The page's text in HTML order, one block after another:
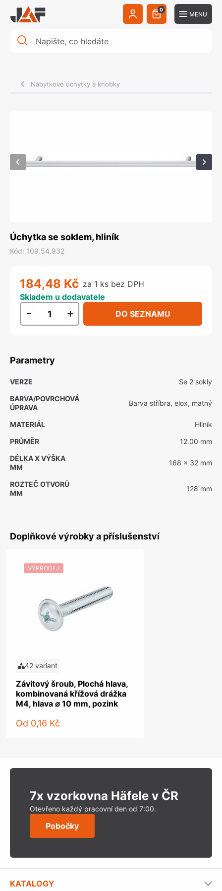
0
MENU
Nábytkové úchytky a knobky
Úchytka se soklem, hliník
Kód: 109.54.932
184,48 Kč za 1 ks bez DPH
Skladem u dodavatele
- + DO SEZNAMU
Parametry
VERZE
Se 2 sokly
BARVA/POVRCHOVÁ
ÚPRAVA
Barva stříbra, elox, matný
MATERIÁL
Hliník
PRŮMĚR
12.00 mm
DÉLKA X VÝŠKA
MM
168 x 32 mm
ROZTEČ OTVORŮ
MM
128 mm
Doplňkové výrobky a příslušenství
VÝPRODEJ
42 variant
Závitový šroub, Plochá hlava,
kombinovaná křížová drážka
M4, hlava ⌀ 10 mm, pozink
Od 0,16 Kč
7x vzorkovna Häfele v ČR
Otevřeno každý pracovní den od 7:00.
Pobočky
KATALOGY